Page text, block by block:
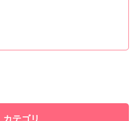
カテゴリ